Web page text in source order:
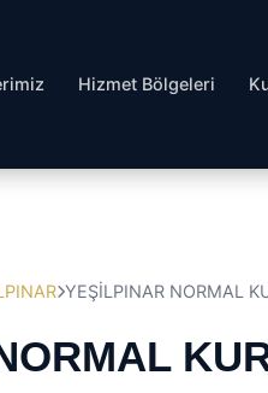
Hizmet Bölgeleri
YEŞİLPINAR NORMAL